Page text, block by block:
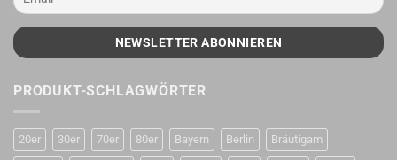
PRODUKT-SCHLAGWÖRTER
20er 30er 70er 80er Bayern Berlin Bräutigam